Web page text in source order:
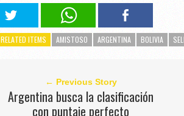
RELATED ITEMS AMISTOSO ARGENTINA BOLIVIA
← Previous Story
Argentina busca la clasificación
con puntaje perfecto